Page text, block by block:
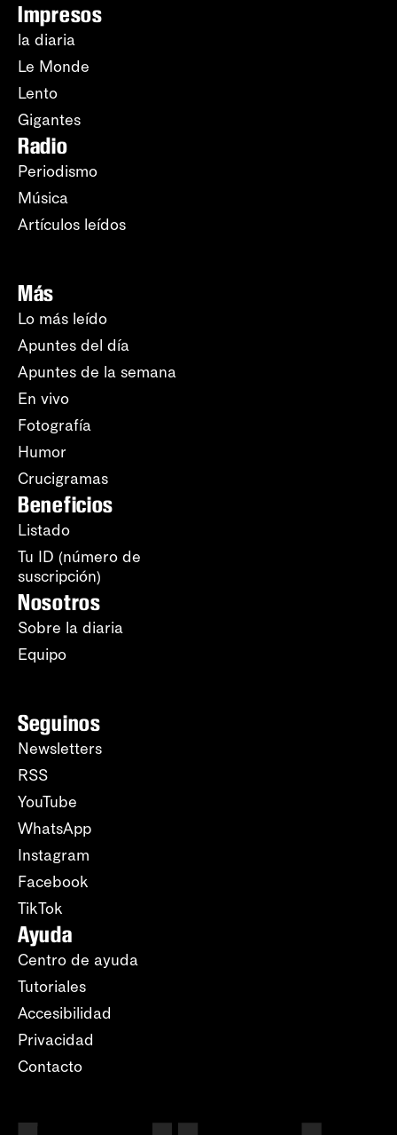
Impresos
la diaria
Le Monde
Lento
Gigantes
Radio
Periodismo
Música
Artículos leídos
Más
Lo más leído
Apuntes del día
Apuntes de la semana
En vivo
Fotografía
Humor
Crucigramas
Beneficios
Listado
Tu ID (número de
suscripción)
Nosotros
Sobre la diaria
Equipo
Seguinos
Newsletters
RSS
YouTube
WhatsApp
Instagram
Facebook
TikTok
Ayuda
Centro de ayuda
Tutoriales
Accesibilidad
Privacidad
Contacto